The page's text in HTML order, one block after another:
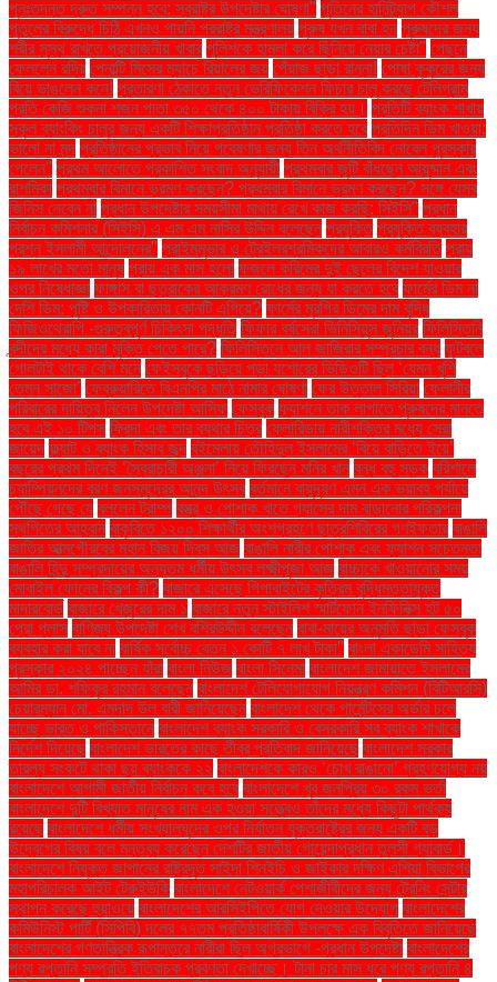
পুনঃতদন্ত দ্রুত সম্পন্ন হবে: স্বরাষ্ট্র উপদেষ্টার ঘোষণা" পুতিনের হানিট্র্যাপ কৌশল
পুতুলের বিরুদ্ধে চিঠি এখনও পায়নি পররাষ্ট্র মন্ত্রণালয় পুরুষ যখন বাবা হন পুরুষদের জন্য
শরীর সুস্থ রাখতে প্রয়োজনীয় খাবার পুলিশকে হামলা করে ছিনিয়ে নেয়ার চেষ্টা" পেছনে
ফেললেন রদ্রি পেনাল্টি মিসের ম্যাচে রিয়ালের জয় পেঁয়াজ ছাড়া রান্না! পোষা কুকুরের জন্য
বিয়ে ভাঙলেন কনে! প্রতারণা ঠেকাতে নতুন ভেরিফিকেশন ফিচার চালু করছে টেলিগ্রাম
প্রতি কেজি শুকনা শজন পাতা ৩৫০ থেকে ৪০০ টাকায় বিক্রি হয়। প্রতিটি ব্যাংক শাখায়
স্কুল ব্যাংকিং চালুর জন্য একটি শিক্ষাপ্রতিষ্ঠান প্রতিষ্ঠা করতে হবে প্রতিদিন ডিম খাওয়া:
ভালো না মন্দ প্রতিষ্ঠানের প্রভাব নিয়ে গবেষণার জন্য তিন অর্থনীতিবিদ নোবেল পুরস্কার
পেলেন" প্রথম আলোতে প্রকাশিত সংবাদ অনুযায়ী প্রথমবার জুটি বাঁধছেন আয়ুষ্মান এবং
রাশমিকা প্রথমবার বিমানে ভ্রমণ করছেন? প্রথমবার বিমানে ভ্রমণ করছেন? সঙ্গে যেসব
জিনিস নেবেন না প্রধান উপদেষ্টার সময়সীমা মাথায় রেখে কাজ করছি: সিইসি" প্রধান
নির্বাচন কমিশনার (সিইসি) এ এম এম নাসির উদ্দিন বলেছেন প্রযুক্তি প্রযুক্তি ব্যবহার
প্রশ্ন ইসলামী আন্দোলনের" প্রাইমমুভার ও ট্রেইলরশ্রমিকদের আবারও কর্মবিরতি প্রায়
১৯ লাখের মতো মানুষ প্রায় এক মাস হলো ফজলে করিমের দুই ছেলের বিদেশ যাওয়ার
ওপর নিষেধাজ্ঞা ফাঙ্গাস বা ছত্রাকের আক্রমণ রোধের জন্য যা করতে হবে ফার্মের ডিম না
দেশি ডিম: পুষ্টি ও উপকারিতায় কোনটি এগিয়ে? ফার্মের মুরগির ডিমের দাম বৃদ্ধি
ফিজিওথেরাপি -গুরুত্বপূর্ণ চিকিৎসা পদ্ধতি ফিফার বর্ষসেরা ভিনিসিয়ুস জুনিয়র ফিলিস্তিনি
বন্দীদের মধ্যে কারা মুক্তি পেতে পারে? ফিলিস্তিনে আল জাজিরার সম্প্রচার বন্ধ ফুটবলে
গোলটাই থাকে বেশি মনে ফেইসবুকে ছড়িয়ে পড়া যশোরের ভিডিওটি ছিল ‘যেমন খুশি
তেমন সাজো’ ফেব্রুয়ারিতে বিএনপির মাঠে নামার ঘোষণা ফের উত্তাল সিরিয়া ফেলানীর
পরিবারের দায়িত্ব নিলেন উপদেষ্টা আসিফ ফেসবুক ফ্যাশনে তাক লাগাতে পুরুষদের মানতে
হবে এই ১০ টিপস ফ্রিদা এবং তার ব্যথার চিত্র ফ্লোরিডায় নারীশক্তির মধ্যে সেরা
জায়েদ ফ্ল্যাট ও ব্যাংক হিসাব জব্দ বইমেলায় তৌহিদুল ইসলামের ‘বিয়ে বাড়িতে ইয়ে’
বছরের প্রথম দিনেই ‘স্বৈরাচারী অঞ্জনা’ নিয়ে ফিরছেন মনির খান বন্ধ বহু সড়ক বরিশালে
চ্যাম্পিয়নদের বরণ জনসমুদ্রের আনন্দ উৎসব বর্তমানে বায়ুদূষণ এমন এক ভয়াবহ পর্যায়ে
পৌঁছে গেছে যে বললেন ট্রাম্প বস্ত্র ও পোশাক খাতে গ্যাসের দাম বাড়ানোর পরিকল্পনা
স্থগিতের আহ্বান বাকৃবিতে ১২০০ শিক্ষার্থীর অংশগ্রহণে ছাত্রশিবিরের গণইফতার বাঙালি
জাতির আত্মগৌরবের মহান বিজয় দিবস আজ বাঙালি নারীর পোশাক এবং ফ্যাশন সচেতনতা
বাঙালি হিন্দু সম্প্রদায়ের অন্যতম ধর্মীয় উৎসব লক্ষ্মীপূজা আজ বাচ্চাকে খাওয়ানোর সময়
মোবাইল ফোনের বিকল্প কী? বাজারে এসেছে গিগাবাইটের কৃত্রিম বুদ্ধিমত্তাযুক্ত
মাদারবোর্ড বাজারে খেজুরের দাম ১ বাজারে নতুন স্টাইলিশ স্মার্টফোন ইনফিনিক্স হট ৫০
প্রো প্লাস বাণিজ্য উপদেষ্টা শেখ বশিরউদ্দীন বলেছেন বাবা-মায়ের অনুমতি ছাড়া ফেসবুক
ব্যবহার করা যাবে না বার্ষিক সর্বোচ্চ বেতন ১ কোটি ৭ লাখ টাকা" বাংলা একাডেমি সাহিত্য
পুরস্কার ২০২৪ পাচ্ছেন যাঁরা বাংলা নিউজ বাংলা সিনেমা বাংলাদেশ জামায়াতে ইসলামের
আমির ডা. শফিকুর রহমান বলেছেন বাংলাদেশ টেলিযোগাযোগ নিয়ন্ত্রণ কমিশন (বিটিআরসি)
চেয়ারম্যান মো. এমদাদ উল বারী জানিয়েছেন বাংলাদেশ থেকে গার্মেন্টসের অর্ডার চলে
যাচ্ছে ভারত ও পাকিস্তানে বাংলাদেশ ব্যাংক সরকারি ও বেসরকারি সব ব্যাংক শাখাকে
নির্দেশ দিয়েছে বাংলাদেশ ভারতের কাছে তীব্র প্রতিবাদ জানিয়েছে বাংলাদেশ সরকার
তারল্য সংকটে থাকা ছয় ব্যাংককে ২২ বাংলাদেশকে কারও ‘চোখ রাঙানো’ গ্রহণযোগ্য নয়
বাংলাদেশে আগামী জাতীয় নির্বাচন কবে হবে বাংলাদেশে খুব জনপ্রিয় ৩০ রকম ভর্তা
বাংলাদেশে দুটি বিখ্যাত মানুষের নাম এক হওয়া সত্ত্বেও তাঁদের মধ্যে কিছুটা পার্থক্য
রয়েছে বাংলাদেশে ধর্মীয় সংখ্যালঘুদের ওপর নির্যাতন যুক্তরাষ্ট্রের জন্য একটি বড়
উদ্বেগের বিষয় বলে মন্তব্য করেছেন দেশটির জাতীয় গোয়েন্দাপ্রধান তুলসী গ্যাবার্ড।
বাংলাদেশে নিযুক্ত জাপানের রাষ্ট্রদূত সাইদা শিনইচি ও জাইকার দক্ষিণ এশিয়া বিভাগের
মহাপরিচালক আইট টেরুইউকি বাংলাদেশে নেটওয়ার্ক পেশাজীবীদের জন্য ট্রেনিং সেন্টার
স্থাপন করেছে হুয়াওয়ে বাংলাদেশের আরসিইপিতে যোগ দেওয়ার উদ্যোগ বাংলাদেশের
কমিউনিস্ট পার্টি (সিপিবি) দলের ৭৭তম প্রতিষ্ঠাবার্ষিকী উপলক্ষে এক বিবৃতিতে জানিয়েছে
বাংলাদেশের গণতান্ত্রিক রূপান্তরে নারীরা ছিল অগ্রভাগে -প্রধান উপদেষ্টা বাংলাদেশের
পণ্য রপ্তানি সম্প্রতি ইতিবাচক প্রবণতা দেখাচ্ছে। টানা চার মাস ধরে পণ্য রপ্তানি ৪